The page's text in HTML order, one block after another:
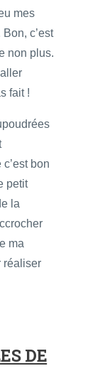
mes
Bon, c’est
non plus.
fait !
bon
petit
la
ma
réaliser
DE